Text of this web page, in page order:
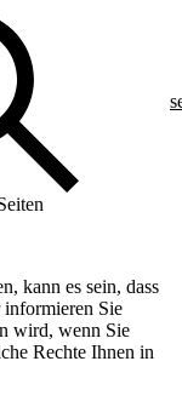
kann es sein, dass
informieren Sie
wird, wenn Sie
Rechte Ihnen in